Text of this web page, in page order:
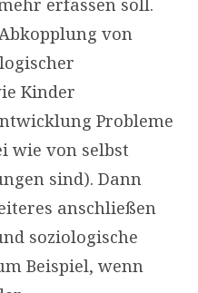
erfassen soll.
von
Kinder
Probleme
wie von selbst
sind). Dann
anschließen
soziologische
Beispiel, wenn